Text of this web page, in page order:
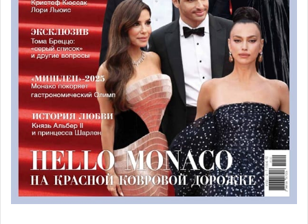
Фото: pixabay.com